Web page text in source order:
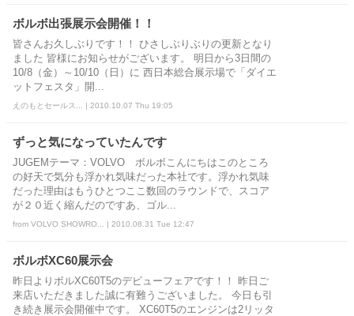
ボルボ出張展示会開催！！
皆さんお久しぶりです！！ ひさしぶりぶりの更新となり
ました 皆様にお知らせがございます。 明日から3日間の
10/8（金）～10/10（日）に 西日本総合展示場で「ダイエ
ットフェスタ」開...
えのもとセールス... | 2010.10.07 Thu 19:05
ずっと気になっていたんです
JUGEMテーマ：VOLVO ボルボこんにちはこのところ
の好天で気分も浮かれ気味だった本社です。浮かれ気味
だった理由はもうひとつここ数回のラウンドで、スコア
が２０近く縮んだのですあ、ゴル...
from VOLVO SHOWRO... | 2010.08.31 Tue 12:47
ボルボXC60展示会
昨日よりボルXC60T5のデビューフェアです！！ 昨日ご
来店いただきました誠に有難うございました。 今日も引
き続き展示会開催中です。 XC60T5のエンジンは2リッタ